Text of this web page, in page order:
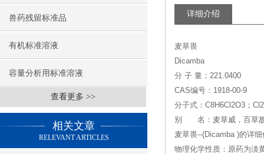
兽药残留标准品
有机标准溶液
容量分析用标准溶液
查看更多 >>
相关文章
RELEVANT ARTICLES
详细介绍
麦草畏
Dicamba
分 子 量：221.0400
CAS编号：1918-00-9
分子式：C8H6Cl2O3；
别 名：麦草威，百草敌
麦草畏--(Dicamba )的详细
物理化学性质：原药为淡